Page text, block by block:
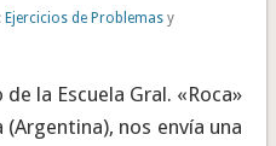
Ejercicios de Problemasy
la Escuela Gral. «Roca»
nos envía una